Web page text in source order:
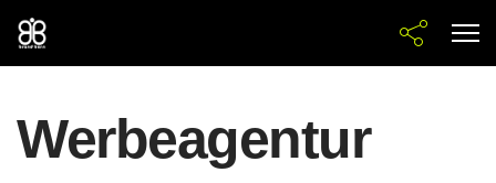
Werbeagentur